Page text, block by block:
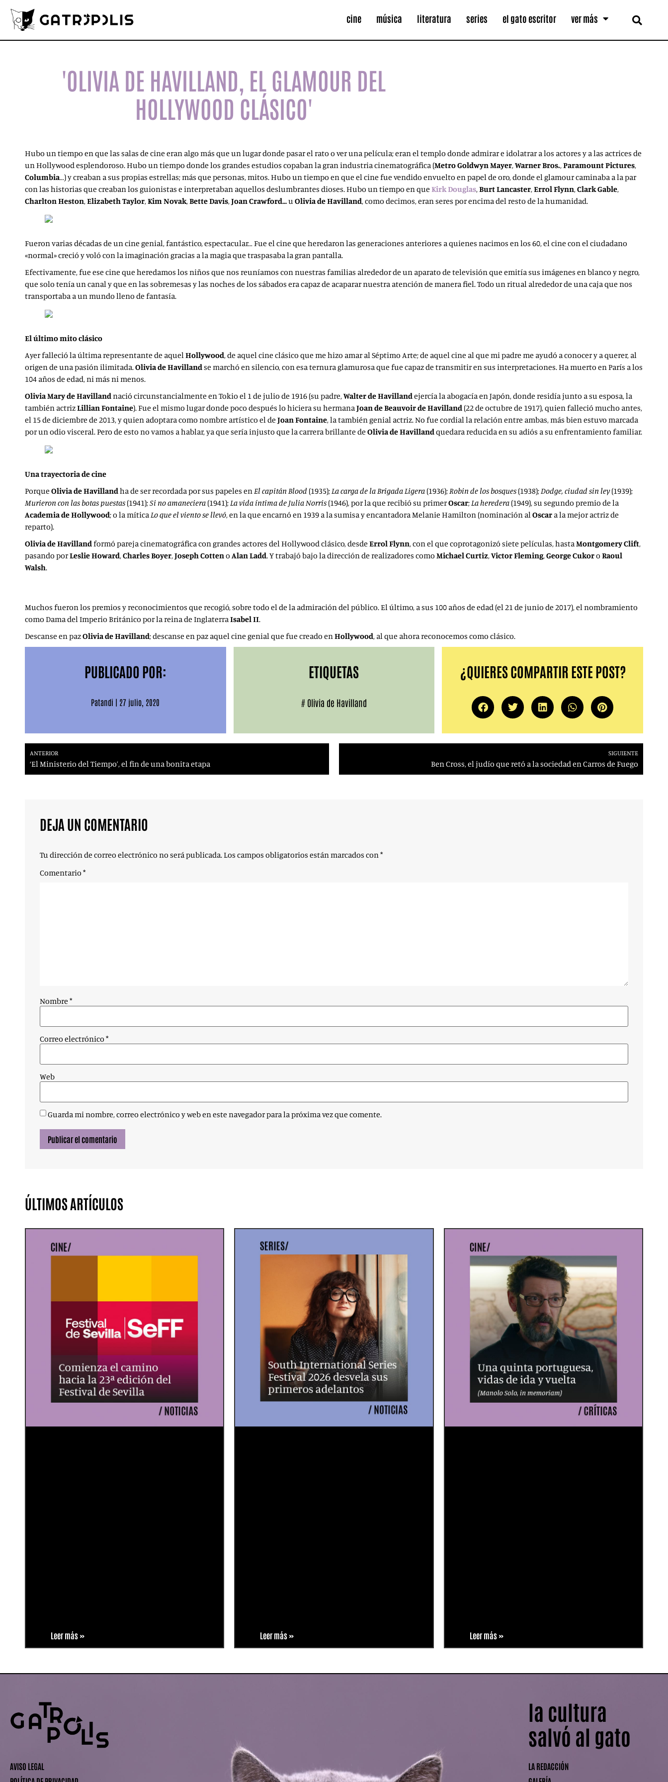
cine música literatura series el gato escritor ver más
'OLIVIA DE HAVILLAND, EL GLAMOUR DEL
HOLLYWOOD CLÁSICO'
Hubo un tiempo en que las salas de cine eran algo más que un lugar donde pasar el rato o ver una película; eran el templo donde admirar e idolatrar a los actores y a las actrices de
un Hollywood esplendoroso. Hubo un tiempo donde los grandes estudios copaban la gran industria cinematográfica (Metro Goldwyn Mayer,Warner Bros.,Paramount Pictures,
Columbia…) y creaban a sus propias estrellas; más que personas, mitos. Hubo un tiempo en que el cine fue vendido envuelto en papel de oro, donde el glamour caminaba a la par
con las historias que creaban los guionistas e interpretaban aquellos deslumbrantes dioses. Hubo un tiempo en que KirkDouglas,Burt Lancaster,ErrolFlynn,Clark Gable,
CharltonHeston,Elizabeth Taylor,KimNovak,Bette Davis,JoanCrawford…uOlivia de Havilland, como decimos, eran seres por encima del resto de la humanidad.
Fueron varias décadas de un cine genial, fantástico, espectacular… Fue el cine que heredaron las generaciones anteriores a quienes nacimos en los 60, el cine con el ciudadano
«normal» creció y voló con la imaginación gracias a la magia que traspasaba la gran pantalla.
Efectivamente, fue ese cine que heredamos los niños que nos reuníamos con nuestras familias alrededor de un aparato de televisión que emitía sus imágenes en blanco y negro,
que solo tenía un canal y que en las sobremesas y las noches de los sábados era capaz de acaparar nuestra atención de manera fiel. Todo un ritual alrededor de una caja que nos
transportaba a un mundo lleno de fantasía.
El último mito clásico
Ayer falleció la última representante de aquelHollywood, de aquel cine clásico que me hizo amar al Séptimo Arte; de aquel cine al que mi padre me ayudó a conocer y a querer, al
origen de una pasión ilimitada.Olivia de Havillandse marchó en silencio, con esa ternura glamurosa que fue capaz de transmitir en sus interpretaciones. Ha muerto en París a los
104 años de edad, ni más ni menos.
Olivia Mary de Havillandnació circunstancialmente en Tokio el 1 de julio de 1916 (su padre,Walter deHavillandejercía la abogacía en Japón, donde residía junto a su esposa, la
también actrizLillianFontaine). Fue el mismo lugar donde poco después lo hiciera su hermanaJoan de Beauvoir de Havilland (22 de octubre de 1917), quien falleció mucho antes,
el 15 de diciembre de 2013, y quien adoptara como nombre artístico el de Joan Fontaine, la también genial actriz. No fue cordial la relación entre ambas, más bien estuvo marcada
por un odio visceral. Pero de esto no vamos a hablar, ya que sería injusto que la carrera brillante de Olivia de Havillandquedara reducida en su adiós a su enfrentamiento familiar.
Una trayectoria de cine
Porque Olivia de Havillandha de ser recordada por sus papeles enEl capitán Blood (1935);La carga de laBrigada Ligera (1936);Robin de losbosques (1938);Dodge, ciudad sin ley(1939);
Murieron con las botas puestas (1941);Si no amaneciera (1941);La vida íntima de Julia Norris (1946), por la que recibió su primerOscar;La heredera (1949), su segundo premio de la
Academia de Hollywood; o la míticaLo que el viento se llevó, en la que encarnó en 1939 a la sumisa y encantadora Melanie Hamilton (nominación alOscar a la mejor actriz de
reparto).
Olivia de Havillandformó pareja cinematográfica con grandes actores del Hollywood clásico, desde ErrolFlynn, con el que coprotagonizó siete películas, hastaMontgomery Clift,
pasando porLeslie Howard,Charles Boyer,Joseph CottenoAlan Ladd. Y trabajó bajo la dirección de realizadores como Michael Curtiz,Victor Fleming,George Cukoro Raoul
Walsh.
Muchos fueron los premios y reconocimientos que recogió, sobre todo el de la admiración del público. El último, a sus 100 años de edad (el 21 de junio de 2017), el nombramiento
como Dama del Imperio Británico por la reina de InglaterraIsabel II.
Descanse en pazOlivia de Havilland; descanse en paz aquel cine genial que fue creado enHollywood, al que ahora reconocemos como clásico.
PUBLICADO POR:
Patandi | 27 julio, 2020
ETIQUETAS
# Olivia de Havilland
¿QUIERES COMPARTIR ESTE POST?
ANTERIOR
‘El Ministerio del Tiempo’, el fin de una bonita etapa
SIGUIENTE
Ben Cross, el judío que retó a la sociedad en Carros de Fuego
DEJA UN COMENTARIO
Tu dirección de correo electrónico no será publicada.Los campos obligatorios están marcados con*
Comentario *
Nombre *
Correo electrónico *
Web
Guarda mi nombre, correo electrónico y web en este navegador para la próxima vez que comente.
ÚLTIMOS ARTÍCULOS
Leer más » Leer más » Leer más »
AVISO LEGAL
la cultura
salvó al gato
LA REDACCIÓN